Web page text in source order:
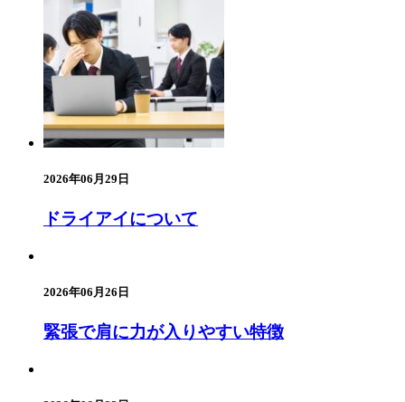
2026年06月29日
ドライアイについて
2026年06月26日
緊張で肩に力が入りやすい特徴